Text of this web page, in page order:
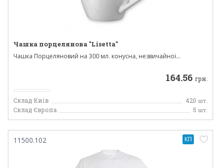
Чашка порцелянова "Lisetta"
Чашка Порцеляновий на 300 мл. конусна, незвичайної...
164.56 грн.
Склад Київ 420 шт.
Склад Європа 5 шт.
11500.102 КП